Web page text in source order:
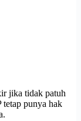
jika tidak patuh
punya hak